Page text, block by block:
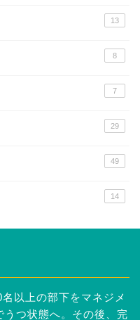
13
8
7
29
49
14
以上の部下をマネジメ
うつ状態へ。その後、完